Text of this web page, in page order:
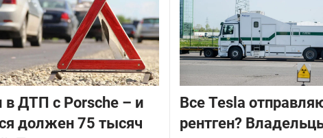
в ДТП с Porsche – и
должен 75 тысяч
Все Tesla
рентген?